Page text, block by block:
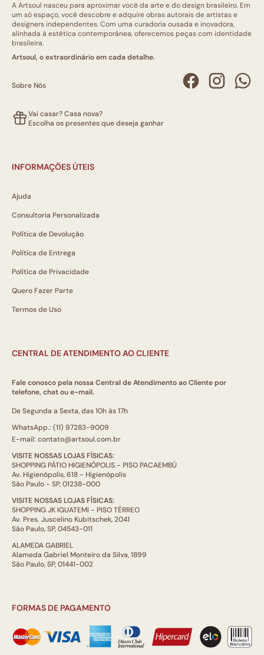
A Artsoul nasceu para aproximar você da arte e do design brasileiro. Em
um só espaço, você descobre e adquire obras autorais de artistas e
designers independentes. Com uma curadoria ousada e inovadora,
alinhada à estética contemporânea, oferecemos peças com identidade
brasileira.
Artsoul, o extraordinário em cada detalhe.
Sobre Nós
Vai casar? Casa nova?
Escolha os presentes que deseja ganhar
INFORMAÇÕES ÚTEIS
Ajuda
Consultoria Personalizada
Política de Devolução
Política de Entrega
Política de Privacidade
Quero Fazer Parte
Termos de Uso
CENTRAL DE ATENDIMENTO AO CLIENTE
Fale conosco pela nossa Central de Atendimento ao Cliente por
telefone, chat ou e-mail.
De Segunda a Sexta, das 10h às 17h
WhatsApp.: (11) 97283-9009
E-mail: contato@artsoul.com.br
VISITE NOSSAS LOJAS FÍSICAS:
SHOPPING PÁTIO HIGIENÓPOLIS - PISO PACAEMBÚ
Av. Higienópolis, 618 - Higienópolis
São Paulo - SP, 01238-000
VISITE NOSSAS LOJAS FÍSICAS:
SHOPPING JK IGUATEMI - PISO TÉRREO
Av. Pres. Juscelino Kubitschek, 2041
São Paulo, SP, 04543-011
ALAMEDA GABRIEL
Alameda Gabriel Monteiro da Silva, 1899
São Paulo, SP, 01441-002
FORMAS DE PAGAMENTO